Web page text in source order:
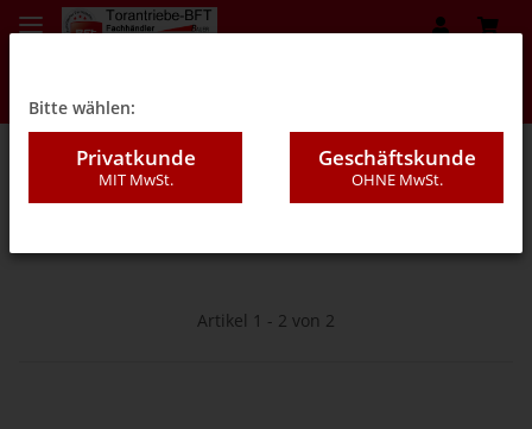
05Z - Zubehör
Artikel 1 - 2 von 2
Bitte wählen:
Privatkunde
MIT MwSt.
Geschäftskunde
OHNE MwSt.